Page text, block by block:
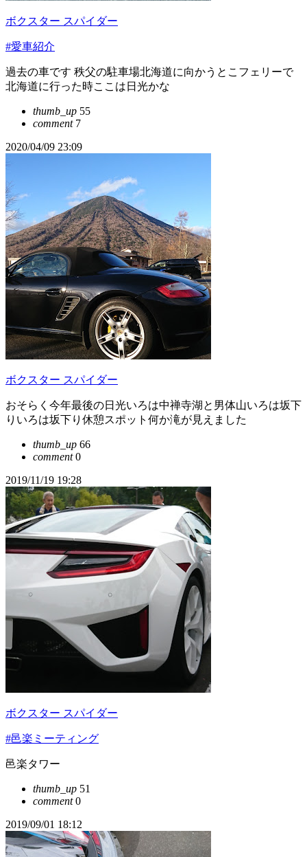
ボクスター スパイダー
#愛車紹介
過去の車です 秩父の駐車場北海道に向かうとこフェリーで
北海道に行った時ここは日光かな
thumb_up 55
comment7
2020/04/09 23:09
ボクスター スパイダー
おそらく今年最後の日光いろは中禅寺湖と男体山いろは坂下
りいろは坂下り休憩スポット何か滝が見えました
thumb_up 66
comment0
2019/11/19 19:28
ボクスター スパイダー
#邑楽ミーティング
邑楽タワー
thumb_up 51
comment0
2019/09/01 18:12